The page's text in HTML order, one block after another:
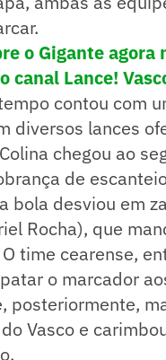
o Gigante agora
canal Lance!
contou com
diversos lances
chegou ao
de
bola desviou em
Rocha), que
time cearense,
o marcador
posteriormente,
Vasco e